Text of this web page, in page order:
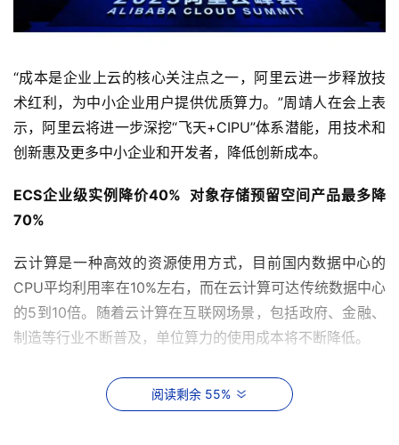
“成本是企业上云的核心关注点之一，阿里云进一步释放技
术红利，为中小企业用户提供优质算力。”周靖人在会上表
示，阿里云将进一步深挖“飞天+CIPU”体系潜能，用技术和
创新惠及更多中小企业和开发者，降低创新成本。
ECS企业级实例降价40%  对象存储预留空间产品最多降
70%
云计算是一种高效的资源使用方式，目前国内数据中心的
CPU平均利用率在10%左右，而在云计算可达传统数据中心
的5到10倍。随着云计算在互联网场景，包括政府、金融、
制造等行业不断普及，单位算力的使用成本将不断降低。
为了让更多的企业特别是中小企业更加充分地享受云计算红
利，阿里云推出新款通用算力型ECS云服务器Universal实
阅读剩余 55%